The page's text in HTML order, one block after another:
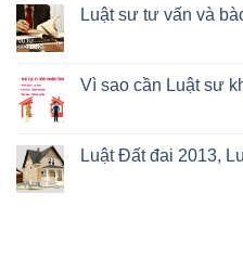
Luật sư tư vấn và
Vì sao cần Luật sư
Luật Đất đai 2013,